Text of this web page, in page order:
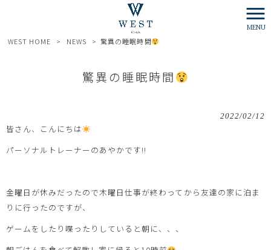
MENU
WEST HOME > NEWS > 驚異の睡眠時間
驚異の睡眠時間
2022/02/12
皆さん、こんにちは
パーソナルトレーナーのあやかです!!
金曜日が休みだったので木曜日仕事が終わってから友達の家に泊ま
りに行ったのですが、
ゲームをしたり喋ったりしていると朝に、、、